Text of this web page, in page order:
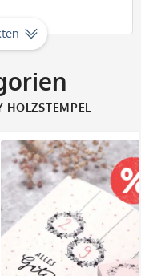
Produkte